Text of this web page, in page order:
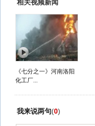
相关视频新闻
《七分之一》河南洛阳
化工厂...
我来说两句(0)